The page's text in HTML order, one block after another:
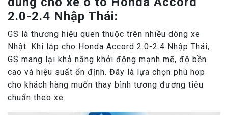
2.0-2.4 Nhập Thái:
GS là thương hiệu quen thuộc trên nhiều dòng xe
Nhật. Khi lắp cho Honda Accord 2.0-2.4 Nhập Thái,
GS mang lại khả năng khởi động mạnh mẽ, độ bền
cao và hiệu suất ổn định. Đây là lựa chọn phù hợp
cho khách hàng muốn thay bình tương đương tiêu
chuẩn theo xe.